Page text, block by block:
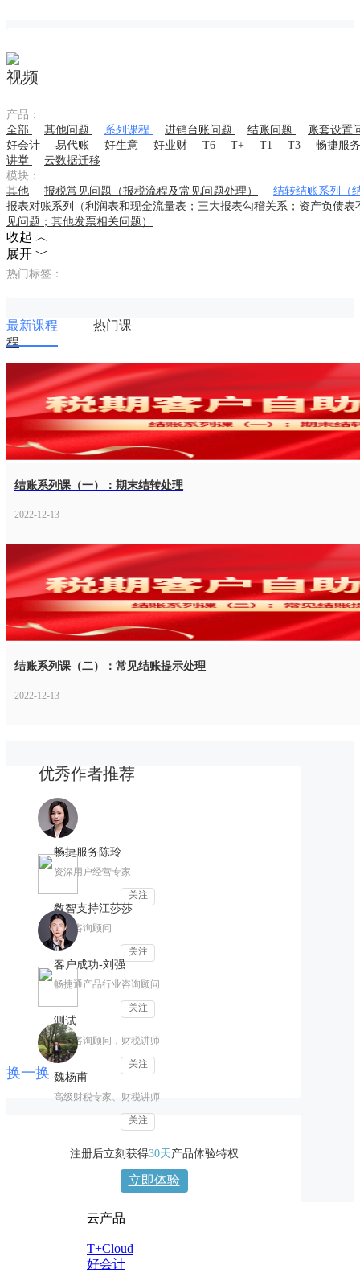
视频
产品：
全部
其他问题 系列课程 进销台账问题 结账问题
账套设置
好会计
易代账 好生意 好业财 T6 T+ T1 T3
畅捷服
讲堂
云数据迁移
模块：
其他
报税常见问题（报税流程及常见问题处理）
结转结账系列（
报表对账系列（利润表和现金流量表；三大报表勾稽关系；资产负债表
见问题；其他发票相关问题）
收起 ︿
展开 ﹀
热门标签：
最新课程
热门课
程
结账系列课（一）：期末结转处理
2022-12-13
结账系列课（二）：常见结账提示处理
2022-12-13
优秀作者推荐
畅捷服务陈玲
资深用户经营专家
关注
数智支持江莎莎
财税咨询顾问
关注
客户成功-刘强
畅捷通产品行业咨询顾问
关注
测试
财税咨询顾问，财税讲师
关注
魏杨甫
高级财税专家、财税讲师
关注
换一换
注册后立刻获得30天产品体验特权
立即体验
云产品
T+Cloud
好会计